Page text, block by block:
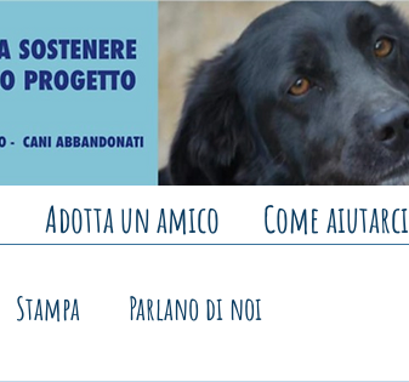
Adotta un amico Come aiutarci
Stampa Parlano di noi